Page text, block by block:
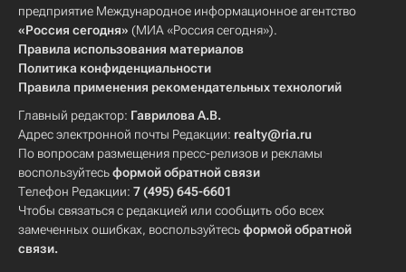
предприятие Международное информационное агентство
«Россия сегодня» (МИА «Россия сегодня»).
Правила использования материалов
Политика конфиденциальности
Правила применения рекомендательных технологий
Главный редактор: Гаврилова А.В.
Адрес электронной почты Редакции: realty@ria.ru
По вопросам размещения пресс-релизов и рекламы
воспользуйтесьформой обратной связи
Телефон Редакции: 7 (495) 645-6601
Чтобы связаться с редакцией или сообщить обо всех
замеченных ошибках, воспользуйтесьформой обратной
связи.